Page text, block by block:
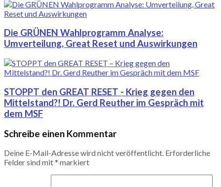
Die GRÜNEN Wahlprogramm Analyse:
Umverteilung, Great Reset und Auswirkungen
STOPPT den GREAT RESET - Krieg gegen den
Mittelstand?! Dr. Gerd Reuther im Gespräch mit
dem MSF
Schreibe einen Kommentar
Deine E-Mail-Adresse wird nicht veröffentlicht. Erforderliche
Felder sind mit* markiert